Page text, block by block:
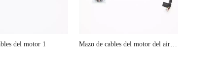
del motor 1
Mazo de cables del motor del aire